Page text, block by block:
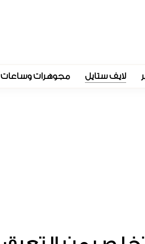
لايف ستايل مجوهرات وساعات